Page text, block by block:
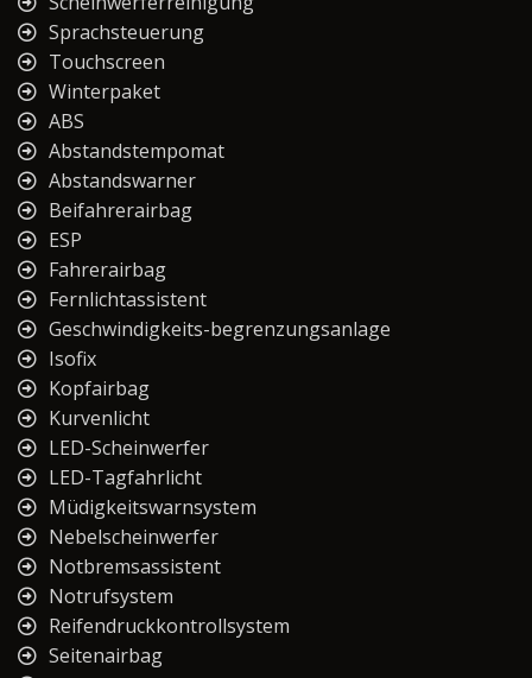
Sprachsteuerung
Touchscreen
Winterpaket
ABS
Abstandstempomat
Abstandswarner
Beifahrerairbag
ESP
Fahrerairbag
Fernlichtassistent
Geschwindigkeits-begrenzungsanlage
Isofix
Kopfairbag
Kurvenlicht
LED-Scheinwerfer
LED-Tagfahrlicht
Müdigkeitswarnsystem
Nebelscheinwerfer
Notbremsassistent
Notrufsystem
Reifendruckkontrollsystem
Seitenairbag